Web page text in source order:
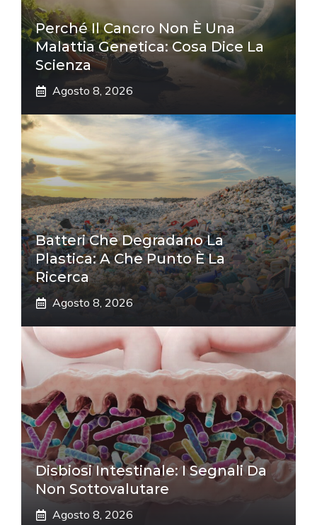
Perché Il Cancro Non È Una
Malattia Genetica: Cosa Dice La
Scienza
Agosto 8, 2026
Batteri Che Degradano La
Plastica: A Che Punto È La
Ricerca
Agosto 8, 2026
Disbiosi Intestinale: I Segnali Da
Non Sottovalutare
Agosto 8, 2026